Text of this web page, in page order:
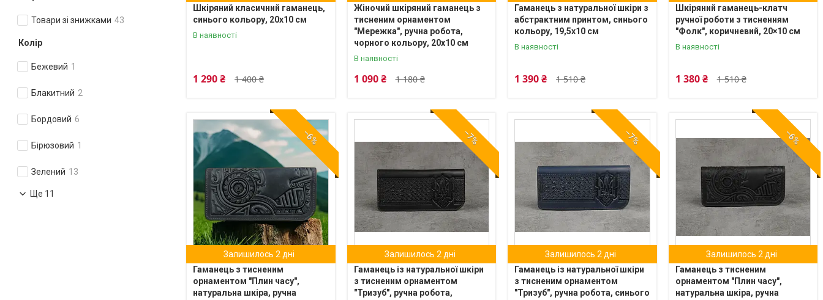
Товари зі знижками 43
Колір
Бежевий 1
Блакитний 2
Бордовий 6
Бірюзовий 1
Зелений 13
Ще 11
Шкіряний класичний гаманець,
синього кольору, 20х10 см
В наявності
1 400 ₴
1 290 ₴
Жіночий шкіряний гаманець з
тисненим орнаментом
"Мережка", ручна робота,
чорного кольору, 20х10 см
В наявності
1 180 ₴
1 090 ₴
Гаманець з натуральної шкіри з
абстрактним принтом, синього
кольору, 19,5х10 см
В наявності
1 510 ₴
1 390 ₴
Шкіряний гаманець-клатч
ручної роботи з тисненням
"Фолк", коричневий, 20×10 см
В наявності
1 510 ₴
1 380 ₴
–6%
Залишилось 2 дні
Гаманець з тисненим
орнаментом "Плин часу",
натуральна шкіра, ручна
–7%
Залишилось 2 дні
Гаманець із натуральної шкіри
з тисненим орнаментом
"Тризуб", ручна робота,
–7%
Залишилось 2 дні
Гаманець із натуральної шкіри
з тисненим орнаментом
"Тризуб", ручна робота, синього
–6%
Залишилось 2 дні
Гаманець з тисненим
орнаментом "Плин часу",
натуральна шкіра, ручна